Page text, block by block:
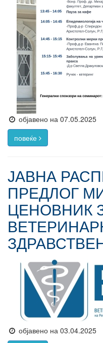
објавено на 07.05.2025
повеќе
ЈАВНА
ПРЕДЛОГ
ЦЕНОВНИК
објавено на 03.04.2025